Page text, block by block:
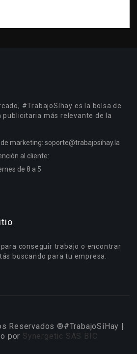
#TrabajoSíhay es la bolsa de
publicitaria más relevante de la
marketing: soporte@trabajosihay.la
al cliente:
de 8 a 5
conseguir trabajo o encontrar
buscando para tu empresa.
Reservados ®#TrabajoSíHay |
por Synergetic SAS BIC